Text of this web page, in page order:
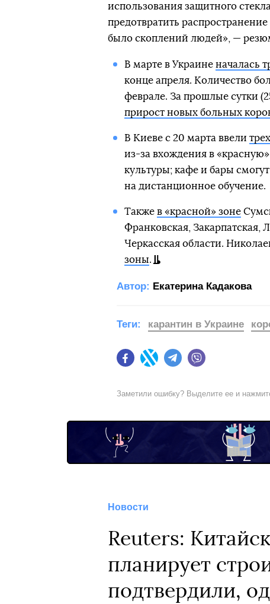
использования защитного
предотвратить
было скоплений людей», —
В марте в Украине началась
конце апреля. Количество
феврале. За прошлые сутки
прирост новых больных
В Киеве с 20 марта ввели
из-за вхождения в
культуры; кафе и бары
на дистанционное обучение.
Также в «красной» зоне
Франковская, Закарпатская,
Черкасская области.
зоны.
Автор: Екатерина Кадакова
FacebookTwitter Telegram
Теги: карантин в Украине
Заметили ошибку? Выделите ее и
Новости
Reuters:
планирует
подтвердили,